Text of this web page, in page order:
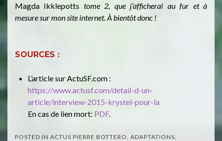
Magda Ikklepotts tome 2, que j’afficherai au fur et à
mesure sur mon site internet. À bientôt donc !
SOURCES :
L’article sur ActuSF.com :
https://www.actusf.com/detail-d-un-
article/interview-2015-krystel-pour-la
En cas de lien mort: PDF.
POSTED IN ACTUS PIERRE BOTTERO ADAPTATIONS